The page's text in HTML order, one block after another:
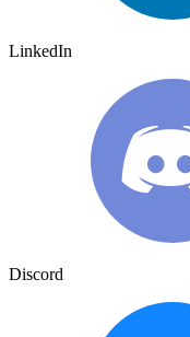
LinkedIn
Discord